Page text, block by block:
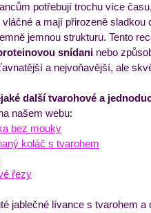
potřebují trochu více
a mají přirozeně
jemnou strukturu. Tento
snídani nebo
a nejvoňavější, ale
další tvarohové a
našem webu:
bez mouky
koláč s tvarohem
řezy
jablečné lívance s tvarohem